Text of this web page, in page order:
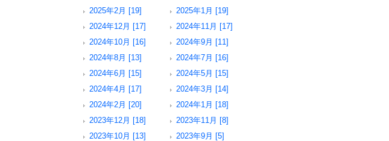
2025年2月 [19]
2025年1月 [19]
2024年12月 [17]
2024年11月 [17]
2024年10月 [16]
2024年9月 [11]
2024年8月 [13]
2024年7月 [16]
2024年6月 [15]
2024年5月 [15]
2024年4月 [17]
2024年3月 [14]
2024年2月 [20]
2024年1月 [18]
2023年12月 [18]
2023年11月 [8]
2023年10月 [13]
2023年9月 [5]